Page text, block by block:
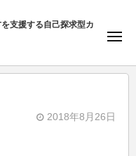
支援する自己探求型カ
メ
ュ
ー
2018年8月26日